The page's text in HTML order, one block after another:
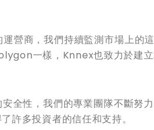
營商，我們持續監測市場上的
一樣，Knnex也致力於建
全性，我們的專業團隊不斷努
許多投資者的信任和支持。